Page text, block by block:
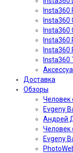
Insta360
Insta360
Insta360
Insta360
Insta360
Insta360
Доставка
Обзоры
Человек
Evgeny
Андрей
Человек
Evgeny